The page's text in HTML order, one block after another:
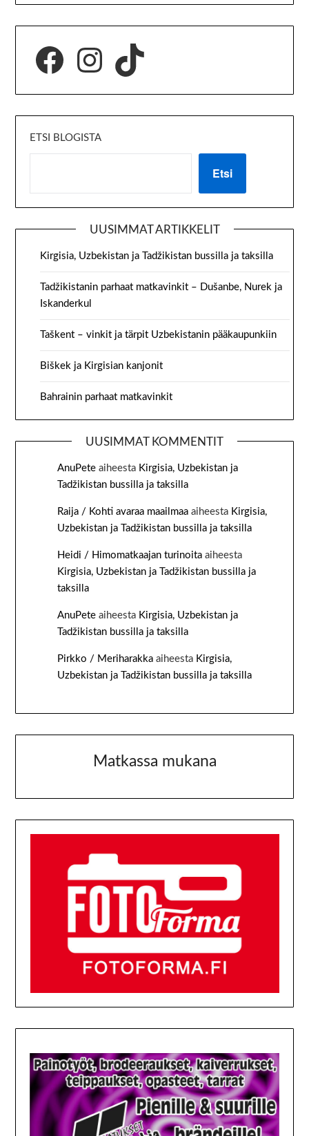
ETSI BLOGISTA
Etsi
UUSIMMAT ARTIKKELIT
Kirgisia, Uzbekistan ja Tadžikistan bussilla ja taksilla
Tadžikistanin parhaat matkavinkit – Dušanbe, Nurek ja
Iskanderkul
Taškent – vinkit ja tärpit Uzbekistanin pääkaupunkiin
Biškek ja Kirgisian kanjonit
Bahrainin parhaat matkavinkit
UUSIMMAT KOMMENTIT
AnuPete aiheesta Kirgisia, Uzbekistan ja
Tadžikistan bussilla ja taksilla
Raija / Kohti avaraa maailmaa aiheesta Kirgisia,
Uzbekistan ja Tadžikistan bussilla ja taksilla
Heidi / Himomatkaajan turinoita aiheesta
Kirgisia, Uzbekistan ja Tadžikistan bussilla ja
taksilla
AnuPete aiheesta Kirgisia, Uzbekistan ja
Tadžikistan bussilla ja taksilla
Pirkko / Meriharakka aiheesta Kirgisia,
Uzbekistan ja Tadžikistan bussilla ja taksilla
Matkassa mukana